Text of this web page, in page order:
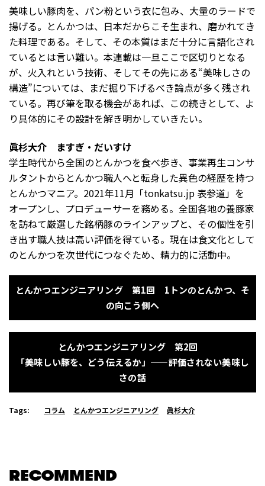
美味しい豚肉を、パン粉という衣に包み、大量のラードで
揚げる。とんかつは、日本だからこそ生まれ、磨かれてき
た料理である。そして、その本質はまだ十分に言語化され
ているとは言い難い。本連載は一旦ここで区切りとなる
が、火入れという技術、そしてその先にある“美味しさの
構造”については、まだ掘り下げるべき論点が多く残され
ている。再び筆を取る機会があれば、この続きとして、よ
り具体的にその設計を解き明かしていきたい。
眞杉大介 ますぎ・だいすけ
学生時代から全国のとんかつを食べ歩き、事業再生コンサ
ルタントからとんかつ職人へと転身した異色の経歴を持つ
とんかつマニア。2021年11月「tonkatsu.jp 表参道」を
オープンし、プロデューサーを務める。全国各地の養豚家
を訪ねて厳選した銘柄豚のラインアップと、その個性を引
き出す職人技は高い評価を得ている。現在は食文化として
のとんかつを次世代につなぐため、精力的に活動中。
とんかつエンジニアリング 第1回 1トンのとんかつ、そ
の向こう側へ
とんかつエンジニアリング 第2回
「美味しい豚を、どう伝えるか」——評価されない美味し
さの話
Tags: コラム とんかつエンジニアリング 眞杉大介
RECOMMEND